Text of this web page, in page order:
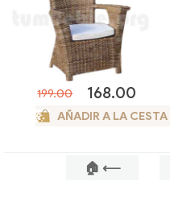
199.00 168.00
AÑADIR A LA CESTA
🏠 ⟵